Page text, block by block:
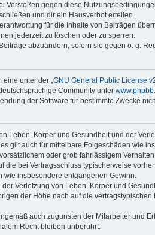
Verstößen gegen diese
und dir ein Hausverbot erteilen.
für die Inhalte von Beiträgen
jederzeit zu löschen oder zu sperren.
abzuändern, sofern sie gegen o. g.
unter der „ GNU General Public License
Community unter
der Software für bestimmte Zwecke
Leben, Körper und Gesundheit und der
gilt auch für mittelbare Folgeschäden wie
oder grob fahrlässigem
die bei Vertragsschluss typischerweise
wie insbesondere entgangenen Gewinn.
Verletzung von Leben, Körper und
der Höhe nach auf die
auch zugunsten der Mitarbeiter und
Recht bleiben unberührt.